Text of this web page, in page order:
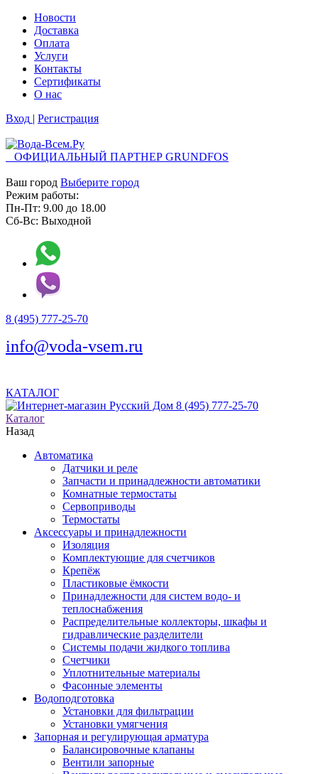
Новости
Доставка
Оплата
Услуги
Контакты
Cертификаты
О нас
Вход | Регистрация
ОФИЦИАЛЬНЫЙ ПАРТНЕР GRUNDFOS
Ваш город Выберите город
Режим работы:
Пн-Пт: 9.00 до 18.00
Сб-Вс: Выходной
8 (495) 777-25-70
info@voda-vsem.ru
КАТАЛОГ
8 (495) 777-25-70
Каталог
Назад
Автоматика
Датчики и реле
Запчасти и принадлежности автоматики
Комнатные термостаты
Сервоприводы
Термостаты
Аксессуары и принадлежности
Изоляция
Комплектующие для счетчиков
Крепёж
Пластиковые ёмкости
Принадлежности для систем водо- и
теплоснабжения
Распределительные коллекторы, шкафы и
гидравлические разделители
Системы подачи жидкого топлива
Счетчики
Уплотнительные материалы
Фасонные элементы
Водоподготовка
Установки для фильтрации
Установки умягчения
Запорная и регулирующая арматура
Балансировочные клапаны
Вентили запорные